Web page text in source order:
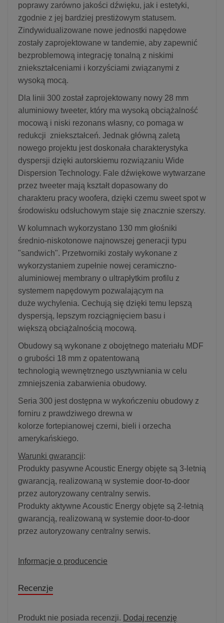
poprawy zarówno jakości dźwięku, jak i estetyki,
zgodnie z jej bardziej prestiżowym statusem.
Zindywidualizowane nowe jednostki napędowe
zostały zaprojektowane w tandemie, aby zapewnić
bezproblemową integrację tonalną z niskimi
zniekształceniami i korzyściami związanymi z
wysoką mocą.
Dla linii 300 został zaprojektowany nowy 28 mm
aluminiowy tweeter, który ma wysoką obciążalność
mocową i niski rezonans własny, co pomaga w
redukcji zniekształceń. Jednak główną zaletą
nowego projektu jest doskonała charakterystyka
dyspersji dzięki autorskiemu rozwiązaniu Wide
Dispersion Technology. Fale dźwiękowe wytwarzane
przez tweeter mają kształt dopasowany do
charakteru pracy woofera, dzięki czemu sweet spot w
środowisku odsłuchowym staje się znacznie szerszy.
W kolumnach wykorzystano 130 mm głośniki
średnio-niskotonowe najnowszej generacji typu
"sandwich". Przetworniki zostały wykonane z
wykorzystaniem zupełnie nowej ceramiczno-
aluminiowej membrany o ultrapłytkim profilu z
systemem napędowym pozwalającym na
duże wychylenia. Cechują się dzięki temu lepszą
dyspersją, lepszym rozciągnięciem basu i
większą obciążalnością mocową.
Obudowy są wykonane z obojętnego materiału MDF
o grubości 18 mm z opatentowaną
technologią wewnętrznego usztywniania w celu
zmniejszenia zabarwienia obudowy.
Seria 300 jest dostępna w wykończeniu obudowy z
forniru z prawdziwego drewna w
kolorze fortepianowej czerni, bieli i orzecha
amerykańskiego.
Warunki gwarancji:
Produkty pasywne Acoustic Energy objęte są 3-letnią
gwarancją, realizowaną w systemie door-to-door
przez autoryzowany centralny serwis.
Produkty aktywne Acoustic Energy objęte są 2-letnią
gwarancją, realizowaną w systemie door-to-door
przez autoryzowany centralny serwis.
Informacje o producencie
Recenzje
Produkt nie posiada recenzji. Dodaj recenzję